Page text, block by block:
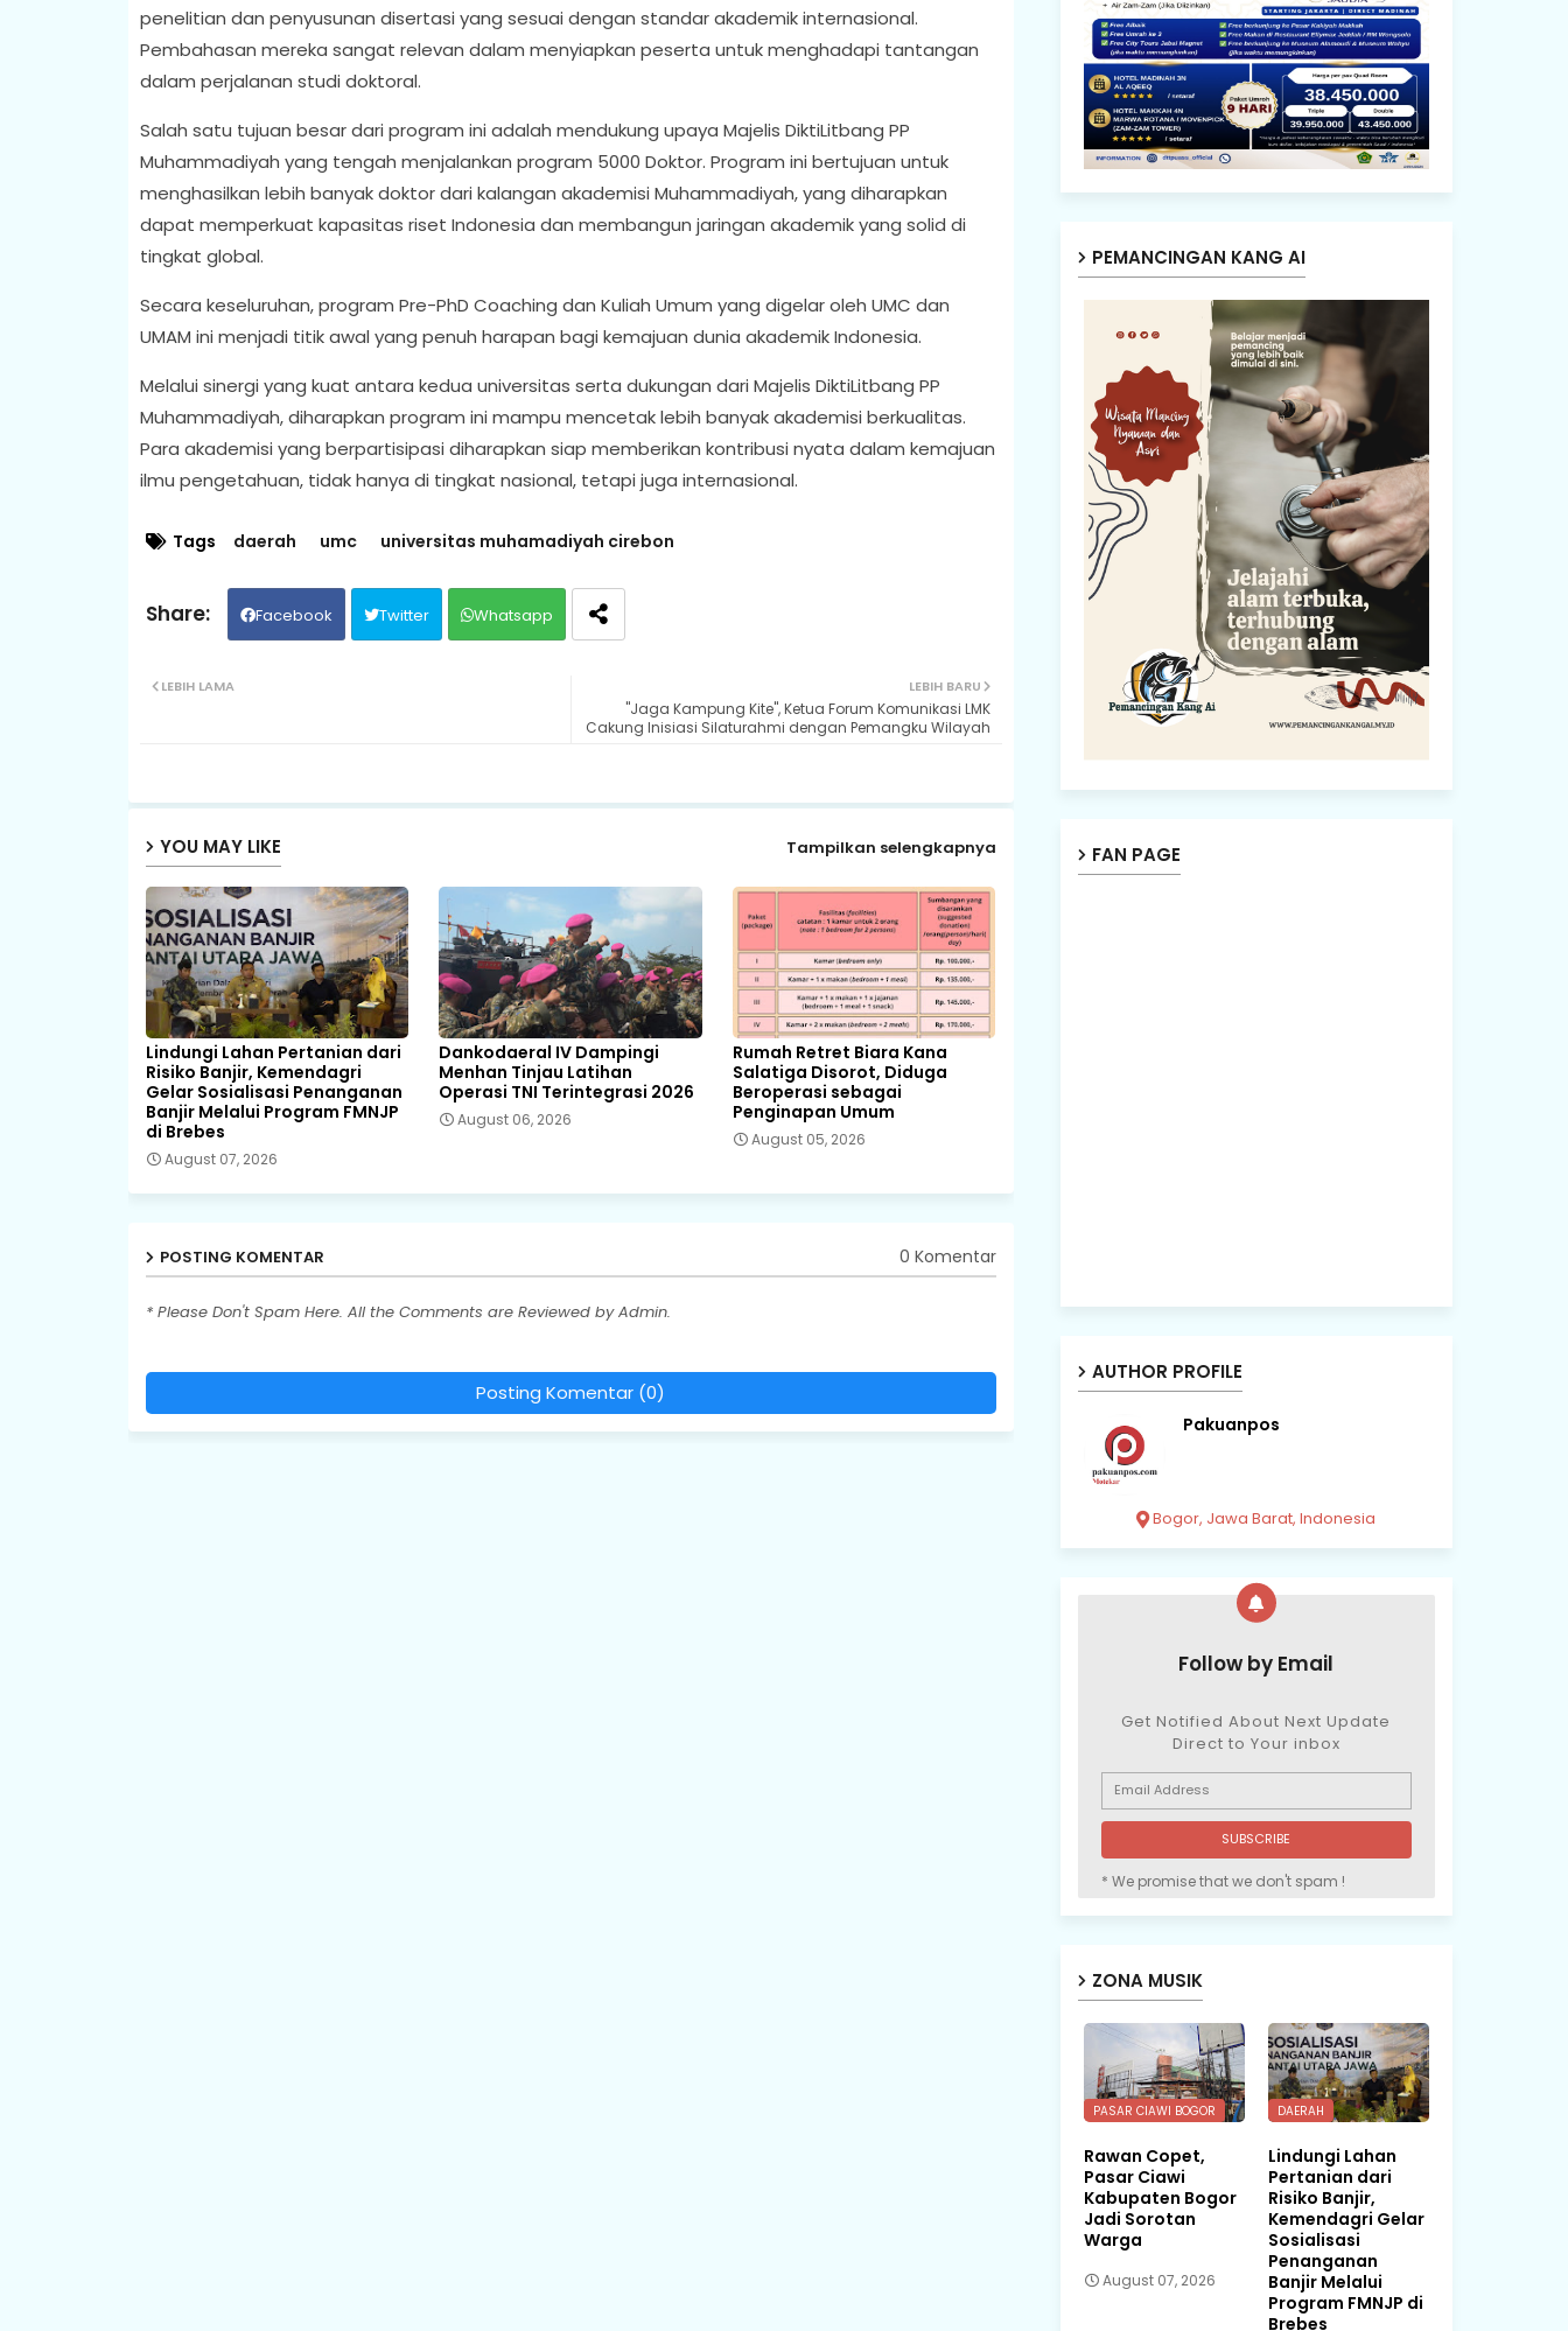
penelitian dan penyusunan disertasi yang sesuai dengan standar akademik internasional.
Pembahasan mereka sangat relevan dalam menyiapkan peserta untuk menghadapi tantangan
dalam perjalanan studi doktoral.
Salah satu tujuan besar dari program ini adalah mendukung upaya Majelis DiktiLitbang PP
Muhammadiyah yang tengah menjalankan program 5000 Doktor. Program ini bertujuan untuk
menghasilkan lebih banyak doktor dari kalangan akademisi Muhammadiyah, yang diharapkan
dapat memperkuat kapasitas riset Indonesia dan membangun jaringan akademik yang solid di
tingkat global.
Secara keseluruhan, program Pre-PhD Coaching dan Kuliah Umum yang digelar oleh UMC dan
UMAM ini menjadi titik awal yang penuh harapan bagi kemajuan dunia akademik Indonesia.
Melalui sinergi yang kuat antara kedua universitas serta dukungan dari Majelis DiktiLitbang PP
Muhammadiyah, diharapkan program ini mampu mencetak lebih banyak akademisi berkualitas.
Para akademisi yang berpartisipasi diharapkan siap memberikan kontribusi nyata dalam kemajuan
ilmu pengetahuan, tidak hanya di tingkat nasional, tetapi juga internasional.
Tags daerah umc universitas muhamadiyah cirebon
Facebook Twitter Whatsapp
LEBIH BARU
"Jaga Kampung Kite", Ketua Forum Komunikasi LMK
Cakung Inisiasi Silaturahmi dengan Pemangku Wilayah
LEBIH LAMA
YOU MAY LIKE Tampilkan selengkapnya
Lindungi Lahan Pertanian dari
Risiko Banjir, Kemendagri
Gelar Sosialisasi Penanganan
Banjir Melalui Program FMNJP
di Brebes
August 07, 2026
Dankodaeral IV Dampingi
Menhan Tinjau Latihan
Operasi TNI Terintegrasi 2026
August 06, 2026
Rumah Retret Biara Kana
Salatiga Disorot, Diduga
Beroperasi sebagai
Penginapan Umum
August 05, 2026
POSTING KOMENTAR 0 Komentar
* Please Don't Spam Here. All the Comments are Reviewed by Admin.
Posting Komentar (0)
PEMANCINGAN KANG AI
FAN PAGE
AUTHOR PROFILE
Pakuanpos
Bogor, Jawa Barat, Indonesia
Follow by Email
Get Notified About Next Update
Direct to Your inbox
* We promise that we don't spam !
ZONA MUSIK
PASAR CIAWI BOGOR
Rawan Copet,
Pasar Ciawi
Kabupaten Bogor
Jadi Sorotan
Warga
August 07, 2026
DAERAH
Lindungi Lahan
Pertanian dari
Risiko Banjir,
Kemendagri Gelar
Sosialisasi
Penanganan
Banjir Melalui
Program FMNJP di
Brebes